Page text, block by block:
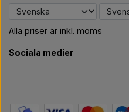
Alla priser är inkl. moms
Sociala medier